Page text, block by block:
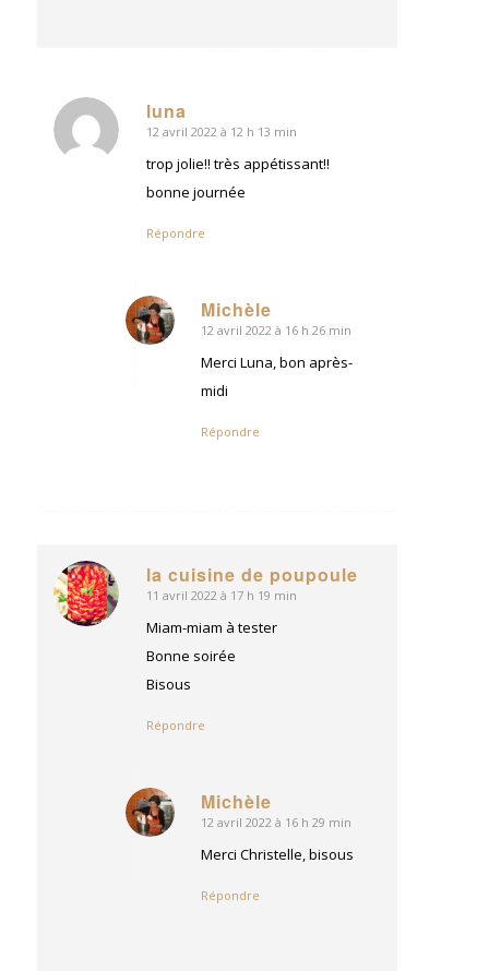
luna
dit
:
12 avril 2022 à 12 h 13 min
trop jolie!! très appétissant!!
bonne journée
Répondre
Michèle
dit
12 avril 2022 à 16 h 26 min
Merci Luna, bon après-
midi
Répondre
la cuisine de poupoule
dit
:
11 avril 2022 à 17 h 19 min
Miam-miam à tester
Bonne soirée
Bisous
Répondre
Michèle
dit
12 avril 2022 à 16 h 29 min
Merci Christelle, bisous
Répondre